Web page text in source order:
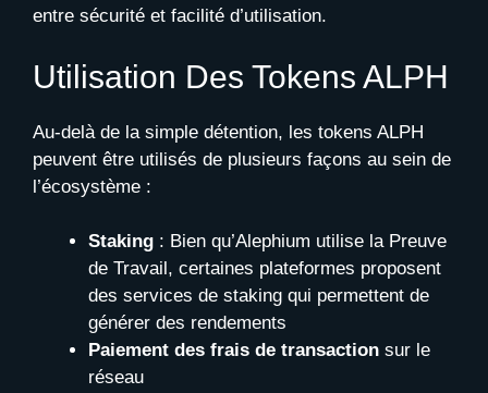
entre sécurité et facilité d’utilisation.
Utilisation Des Tokens ALPH
Au-delà de la simple détention, les tokens ALPH
peuvent être utilisés de plusieurs façons au sein de
l’écosystème :
Staking : Bien qu’Alephium utilise la Preuve
de Travail, certaines plateformes proposent
des services de staking qui permettent de
générer des rendements
Paiement des frais de transaction sur le
réseau